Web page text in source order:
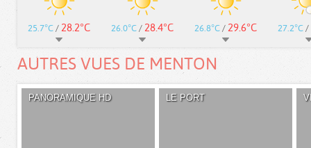
25.7°C / 28.2°C 26.0°C / 28.4°C 26.8°C / 29.6°C 27.2°C /
AUTRES VUES DE MENTON
PANORAMIQUE HD LE PORT